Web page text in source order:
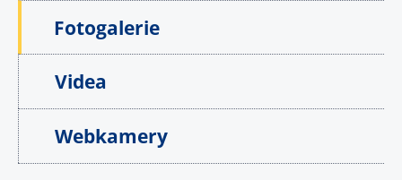
Fotogalerie
Videa
Webkamery